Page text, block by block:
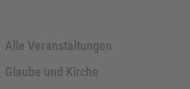
Alle Veranstaltungen
Glaube und Kirche